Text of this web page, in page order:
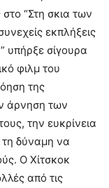
“Στη σκια των
εκπλήξεις
υπήρξε σίγουρα
φιλμ του
της
άρνηση των
την ευκρίνεια
τη δύναμη να
Ο Χίτσκοκ
από τις